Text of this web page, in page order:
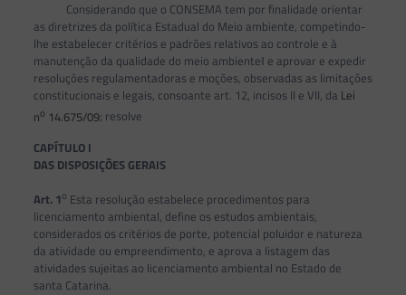
Considerando que o CONSEMA tem por finalidade orientar
as diretrizes da política Estadual do Meio ambiente, competindo-
lhe estabelecer critérios e padrões relativos ao controle e à
manutenção da qualidade do meio ambiente‖ e aprovar e expedir
resoluções regulamentadoras e moções, observadas as limitações
constitucionais e legais, consoante art. 12, incisos II e VII, da Lei
no 14.675/09; resolve
CAPÍTULO I
DAS DISPOSIÇÕES GERAIS
Art. 1o Esta resolução estabelece procedimentos para
licenciamento ambiental, define os estudos ambientais,
considerados os critérios de porte, potencial poluidor e natureza
da atividade ou empreendimento, e aprova a listagem das
atividades sujeitas ao licenciamento ambiental no Estado de
santa Catarina.